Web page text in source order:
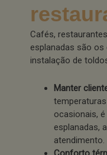
Cafés,
esplanadas são os
instalação de
Manter
ocasionais,
esplanadas,
atendimento.